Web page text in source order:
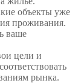
объекты уже
проживания.
ваше
цели и
рынка.